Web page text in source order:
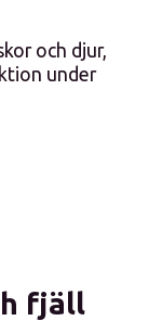
och djur,
under
fjäll